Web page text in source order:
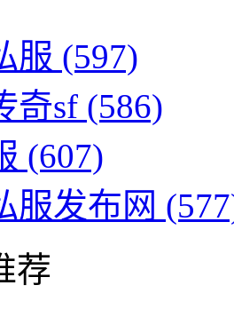
服 (597)
奇sf (586)
(607)
服发布网
荐